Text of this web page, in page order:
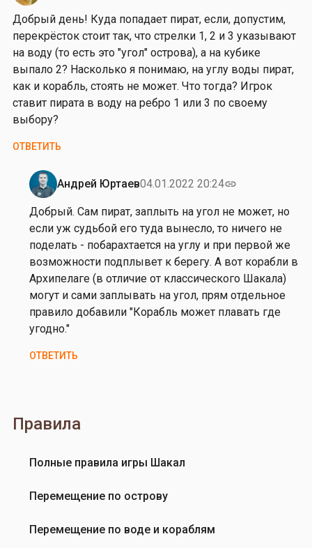
ё
м
К
у
т
у
з
о
в
Добрый день! Куда попадает пират, если, допустим,
перекрёсток стоит так, что стрелки 1, 2 и 3 указывают
на воду (то есть это "угол" острова), а на кубике
выпало 2? Насколько я понимаю, на углу воды пират,
как и корабль, стоять не может. Что тогда? Игрок
ставит пирата в воду на ребро 1 или 3 по своему
выбору?
ОТВЕТИТЬ
Андрей Юртаев04.01.2022 20:24link
Ответ
на
от
А
л
ь
м
и
н
П
н
в
Добрый. Сам пират, заплыть на угол не может, но
если уж судьбой его туда вынесло, то ничего не
поделать - побарахтается на углу и при первой же
возможности подплывет к берегу. А вот корабли в
Архипелаге (в отличие от классического Шакала)
могут и сами заплывать на угол, прям отдельное
правило добавили "Корабль может плавать где
угодно."
ОТВЕТИТЬ
Правила
Полные правила игры Шакал
Перемещение по острову
Перемещение по воде и кораблям